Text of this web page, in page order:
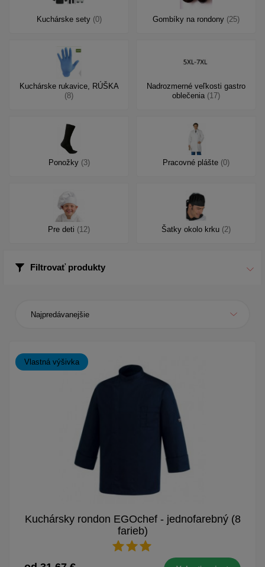
Kuchárske sety (0) Gombíky na rondony (25)
Kuchárske rukavice, RÚŠKA
(8)
Nadrozmerné veľkosti gastro
oblečenia (17)
Ponožky (3) Pracovné plášte (0)
Pre deti (12) Šatky okolo krku (2)
Filtrovať produkty
Najpredávanejšie
Vlastná výšivka
Kuchársky rondon EGOchef - jednofarebný (8
farieb)